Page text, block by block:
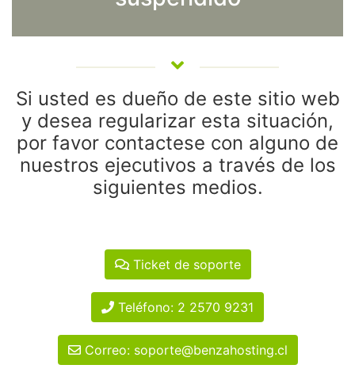
Si usted es dueño de este sitio web
y desea regularizar esta situación,
por favor contactese con alguno de
nuestros ejecutivos a través de los
siguientes medios.
Ticket de soporte
Teléfono: 2 2570 9231
Correo: soporte@benzahosting.cl